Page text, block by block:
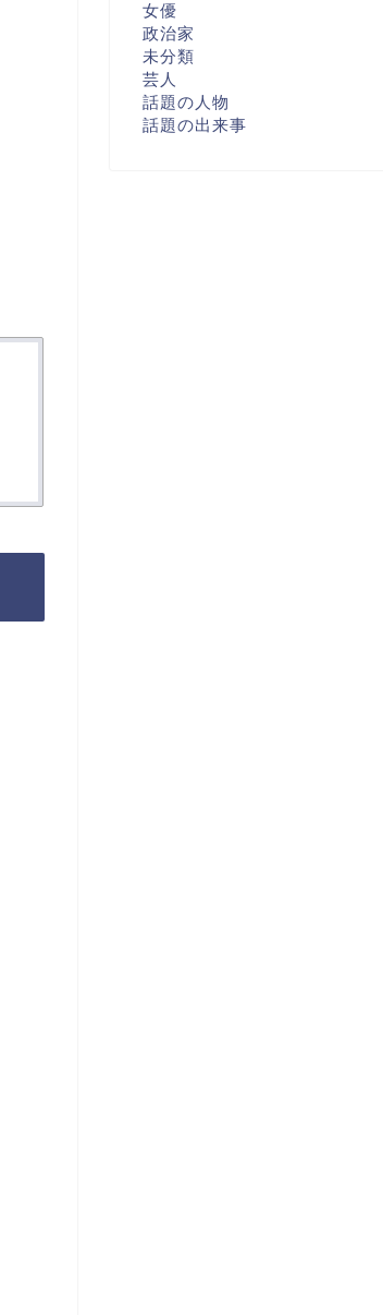
女優
政治家
未分類
芸人
話題の人物
話題の出来事